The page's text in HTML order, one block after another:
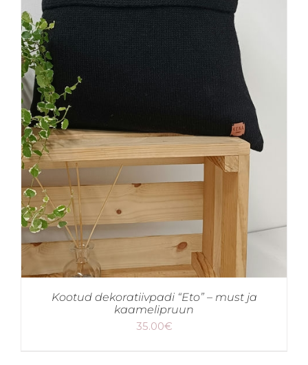
Kootud dekoratiivpadi “Eto” – must ja
kaamelipruun
35.00€